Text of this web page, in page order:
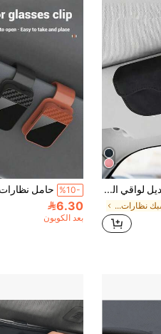
مشبك قابل للتعديل لواقي الشمس في السيارة، مناسب لواقي الشمس | تركيب آمن، متوفر بألوان متعددة (أسود، بني، رمادي) - خيار مثالي لديكور داخلي للسيارة
في مشبك نظارات السيارة
%10-
6.30
بعد الكوبون